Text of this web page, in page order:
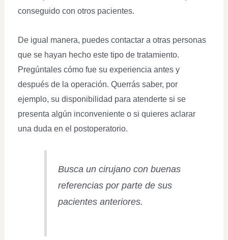
conseguido con otros pacientes.
De igual manera, puedes contactar a otras personas
que se hayan hecho este tipo de tratamiento.
Pregúntales cómo fue su experiencia antes y
después de la operación. Querrás saber, por
ejemplo, su disponibilidad para atenderte si se
presenta algún inconveniente o si quieres aclarar
una duda en el postoperatorio.
Busca un cirujano con buenas
referencias por parte de sus
pacientes anteriores.